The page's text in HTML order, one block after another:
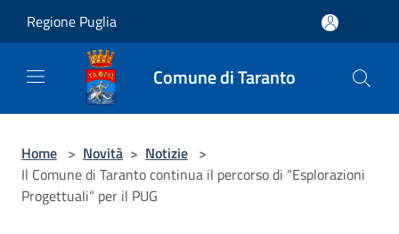
Regione Puglia
Comune di Taranto
Home > Novità > Notizie >
Il Comune di Taranto continua il percorso di “Esplorazioni
Progettuali” per il PUG